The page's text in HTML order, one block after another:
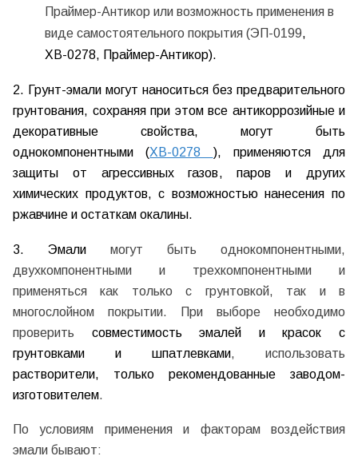
Праймер-Антикор или возможность применения в
виде самостоятельного покрытия (ЭП-0199,
ХВ-0278, Праймер-Антикор).
2. Грунт-эмали могут наноситься без предварительного
грунтования, сохраняя при этом все антикоррозийные и
декоративные свойства, могут быть
однокомпонентными (ХВ-0278 ), применяются для
защиты от агрессивных газов, паров и других
химических продуктов, с возможностью нанесения по
ржавчине и остаткам окалины.
3. Эмали могут быть однокомпонентными,
двухкомпонентными и трехкомпонентными и
применяться как только с грунтовкой, так и в
многослойном покрытии. При выборе необходимо
проверить совместимость эмалей и красок с
грунтовками и шпатлевками, использовать
растворители, только рекомендованные заводом-
изготовителем.
По условиям применения и факторам воздействия
эмали бывают: